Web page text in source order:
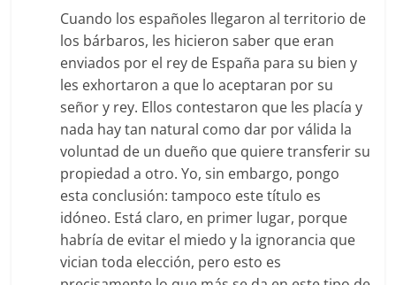
Cuando los españoles llegaron al territorio de
los bárbaros, les hicieron saber que eran
enviados por el rey de España para su bien y
les exhortaron a que lo aceptaran por su
señor y rey. Ellos contestaron que les placía y
nada hay tan natural como dar por válida la
voluntad de un dueño que quiere transferir su
propiedad a otro. Yo, sin embargo, pongo
esta conclusión: tampoco este título es
idóneo. Está claro, en primer lugar, porque
habría de evitar el miedo y la ignorancia que
vician toda elección, pero esto es